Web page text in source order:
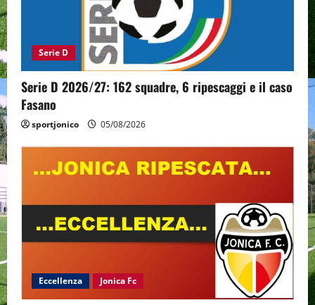
Serie D
Serie D 2026/27: 162 squadre, 6 ripescaggi e il caso
Fasano
sportjonico 05/08/2026
Eccellenza Jonica Fc